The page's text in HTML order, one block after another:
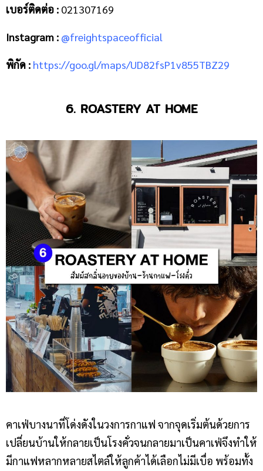
เบอร์ติดต่อ : 021307169
Instagram : @freightspaceofficial
พิกัด : https://goo.gl/maps/UD82fsP1v855TBZ29
6. ROASTERY AT HOME
คาเฟ่บางนาที่โด่งดังในวงการกาแฟ จากจุดเริ่มต้นด้วยการ
เปลี่ยนบ้านให้กลายเป็นโรงคั่วจนกลายมาเป็นคาเฟ่จึงทำให้
มีกาแฟหลากหลายสไตล์ให้ลูกค้าได้เลือกไม่มีเบื่อ พร้อมทั้ง